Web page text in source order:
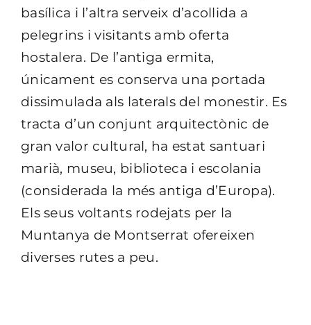
basílica i l’altra serveix d’acollida a
pelegrins i visitants amb oferta
hostalera. De l’antiga ermita,
únicament es conserva una portada
dissimulada als laterals del monestir. Es
tracta d’un conjunt arquitectònic de
gran valor cultural, ha estat santuari
marià, museu, biblioteca i escolania
(considerada la més antiga d’Europa).
Els seus voltants rodejats per la
Muntanya de Montserrat ofereixen
diverses rutes a peu.